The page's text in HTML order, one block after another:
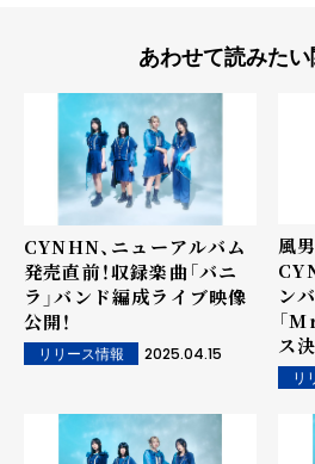
あわせて読みた
CYNHN、ニューアルバム
発売直前！収録楽曲「バニ
ラ」バンド編成ライブ映像
公開！
リリース情報 2025.04.15
風
ン
「
ス
リ